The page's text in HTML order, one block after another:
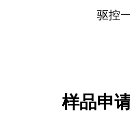
驱控
样品申